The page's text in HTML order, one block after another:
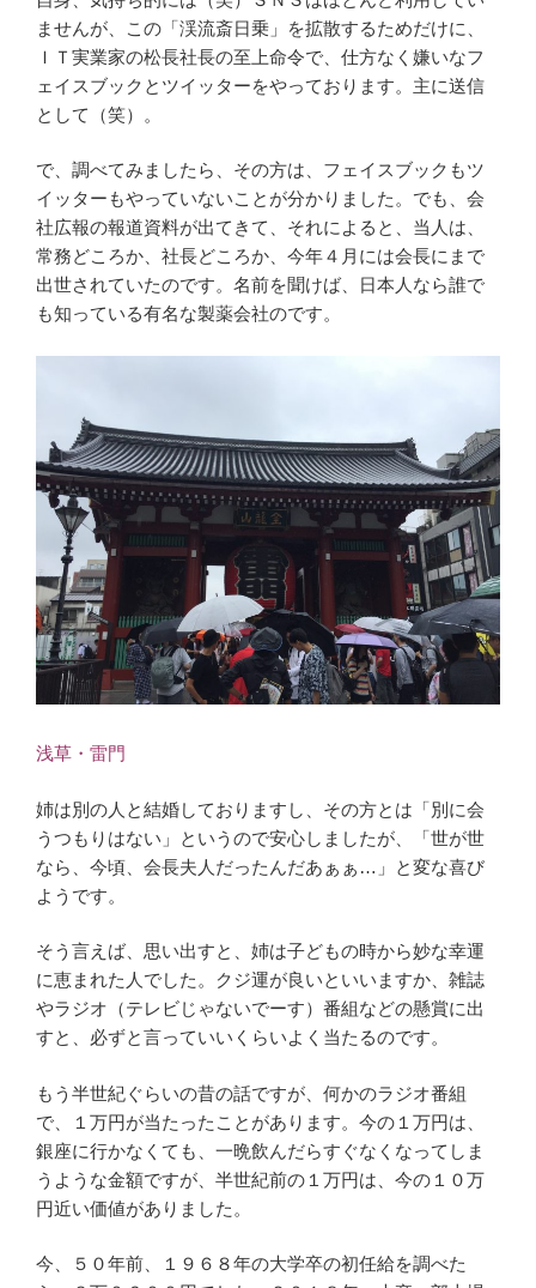
ませんが、この「渓流斎日乗」を拡散するためだけに、
ＩＴ実業家の松長社長の至上命令で、仕方なく嫌いなフ
ェイスブックとツイッターをやっております。主に送信
として（笑）。
で、調べてみましたら、その方は、フェイスブックもツ
イッターもやっていないことが分かりました。でも、会
社広報の報道資料が出てきて、それによると、当人は、
常務どころか、社長どころか、今年４月には会長にまで
出世されていたのです。名前を聞けば、日本人なら誰で
も知っている有名な製薬会社のです。
浅草・雷門
姉は別の人と結婚しておりますし、その方とは「別に会
うつもりはない」というので安心しましたが、「世が世
なら、今頃、会長夫人だったんだあぁぁ…」と変な喜び
ようです。
そう言えば、思い出すと、姉は子どもの時から妙な幸運
に恵まれた人でした。クジ運が良いといいますか、雑誌
やラジオ（テレビじゃないでーす）番組などの懸賞に出
すと、必ずと言っていいくらいよく当たるのです。
もう半世紀ぐらいの昔の話ですが、何かのラジオ番組
で、１万円が当たったことがあります。今の１万円は、
銀座に行かなくても、一晩飲んだらすぐなくなってしま
うような金額ですが、半世紀前の１万円は、今の１０万
円近い価値がありました。
今、５０年前、１９６８年の大学卒の初任給を調べた